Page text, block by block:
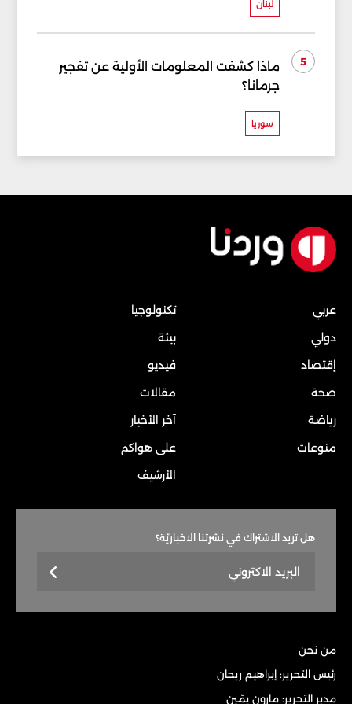
لبنان
5
ماذا كشفت المعلومات الأولية عن تفجير
جرمانا؟
سوريا
عربي
دولي
إقتصاد
صحة
رياضة
منوعات
تكنولوجيا
بيئة
فيديو
مقالات
آخر الأخبار
على هواكم
الأرشيف
هل تريد الاشتراك في نشرتنا الاخباريّة؟
من نحن
رئيس التحرير: إبراهيم ريحان
مدير التحرير: مارون يمّين